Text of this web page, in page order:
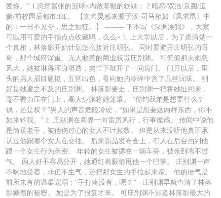
爱你。” 1.恣意嚣张的混球×内敛坚毅的软妹； 2.暗恋/双洁/京圈/追
妻/前校园后都市/HE。 【文名灵感来源于汉·司马相如《凤求凰》中
的：一日不见兮，思之如狂。】 -------- 下本写《深渊溺我》，大家
可以用可爱的手指点点收藏吗，么么~ 1. 上大学以后，为了查清楚一
个真相，林落影开始计划怎么接近庄明弘。 同时要避开庄明弘的哥
哥，那个城府深重、无人敢惹的商业权贵庄别渊。 可偏偏那天雨急
风大，她被淋得浑身湿透，匆忙下敲开了一间房门。 门开以后，里
头的男人眉目硬挺，五官出色，看向她的冷眸中含了几丝玩味。 刚
好是她避之不及的庄别渊。 林落影要走，庄别渊一把将她扯回来，
毫不费力压在门上，高大身躯将她笼罩。 “你钓我弟是想要什么？
钱，还是权？”男人的声音危险冷硬，“如果是想要这两样东西，你不
如来钓我。” 2. 庄别渊在商界一向雷厉风行，行事诡谲。 传闻中说他
是情场老手，被他伤过心的女人不计其数。 但是从来没听他真正承
认过他跟哪个女人在交往。 后来新品发布会上，有人在后台拍到他
跟一个女生行为亲密。 年轻的女生被摁在一辆车旁，被亲到喘不过
气。 两人好不容易分开，她通红着眼睛甩他一个巴掌。 庄别渊一声
不响地受着，非但不生气，还把那女生的手拉起来亲。 他的语气是
前所未有的温柔宠溺：“手打疼没有，嗯？” - 庄别渊早就查清了林落
影藏着的秘密。 她是为了报复才来。 可庄别渊不知道林落影最大的